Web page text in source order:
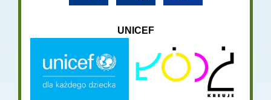
UNICEF